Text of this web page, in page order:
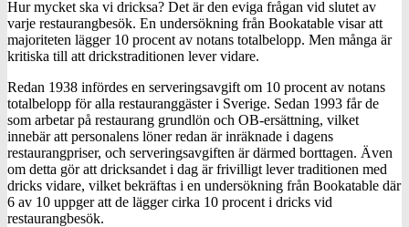
Hur mycket ska vi dricksa? Det är den eviga frågan vid slutet av
varje restaurangbesök. En undersökning från Bookatable visar att
majoriteten lägger 10 procent av notans totalbelopp. Men många är
kritiska till att drickstraditionen lever vidare.
Redan 1938 infördes en serveringsavgift om 10 procent av notans
totalbelopp för alla restauranggäster i Sverige. Sedan 1993 får de
som arbetar på restaurang grundlön och OB-ersättning, vilket
innebär att personalens löner redan är inräknade i dagens
restaurangpriser, och serveringsavgiften är därmed borttagen. Även
om detta gör att dricksandet i dag är frivilligt lever traditionen med
dricks vidare, vilket bekräftas i en undersökning från Bookatable där
6 av 10 uppger att de lägger cirka 10 procent i dricks vid
restaurangbesök.